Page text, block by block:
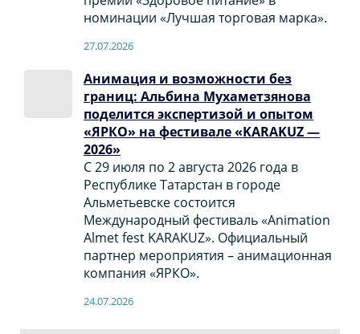
номинации «Лучшая торговая марка».
27.07.2026
Анимация и возможности без
границ: Альбина Мухаметзянова
поделится экспертизой и опытом
«ЯРКО» на фестивале «KARAKUZ —
2026»
С 29 июля по 2 августа 2026 года в
Республике Татарстан в городе
Альметьевске состоится
Международный фестиваль «Animation
Almet fest KARAKUZ». Официальный
партнер мероприятия – анимационная
компания «ЯРКО».
24.07.2026